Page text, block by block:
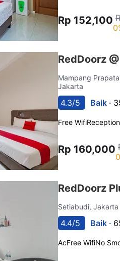
Rp 152,100
RedDoorz
Mampang
Jakarta
4.3/5 Baik ·
Free WifiReception
Rp 160,000
RedDoorz
Setiabudi, Jakarta
4.4/5 Baik ·
AcFree WifiNo